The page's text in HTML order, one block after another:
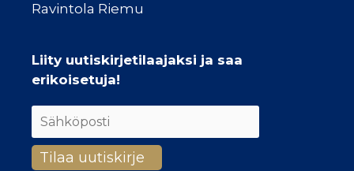
Ravintola Riemu
Liity uutiskirjetilaajaksi ja saa
erikoisetuja!